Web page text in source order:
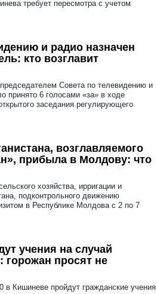
требует пересмотра с учетом
и радио назначен
кто возглавит
Совета по телевидению и
принято 6 голосами «за» в ходе
заседания регулирующего
возглавляемого
прибыла в Молдову: что
хозяйства, ирригации и
подконтрольного движению
в Республике Молдова с 2 по 7
учения на случай
горожан просят не
в Кишиневе пройдут гражданские учения